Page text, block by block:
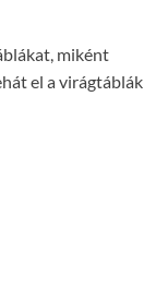
miként
el a virágtáblák